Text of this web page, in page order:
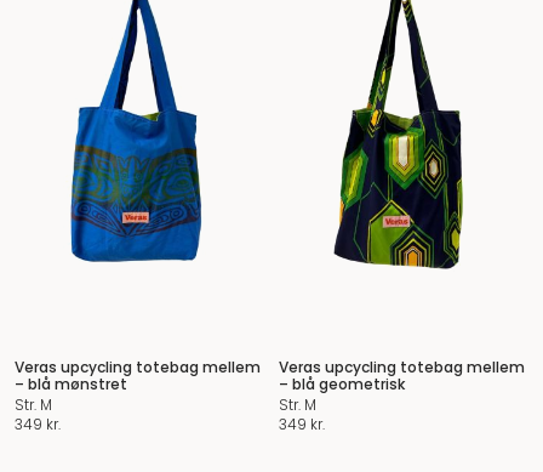
Veras upcycling totebag mellem
– blå mønstret
Str. M
349 kr.
Veras upcycling totebag mellem
– blå geometrisk
Str. M
349 kr.